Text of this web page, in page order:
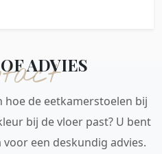
ADVIES
de eetkamerstoelen bij
bij de vloer past? U bent
een deskundig advies.